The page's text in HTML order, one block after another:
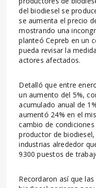
del biodiesel se
se aumenta el precio
mostrando una
planteó Cepreb en un
pueda revisar la
actores afectados.
Detalló que entre
un aumento del 5%,
acumulado anual de
aumentó 24% en el
cambio de
productor de
industrias alrededor
9300 puestos de
Recordaron así que